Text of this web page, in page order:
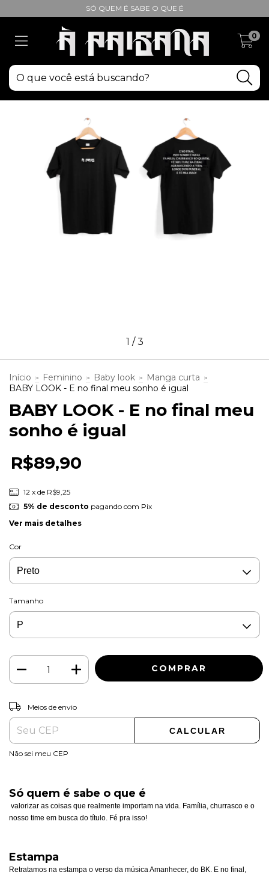
SÓ QUEM É SABE O QUE É
0
1 /3
Início > Feminino > Baby look > Manga curta >
BABY LOOK - E no final meu sonho é igual
BABY LOOK - E no final meu
sonho é igual
R$89,90
12 x de R$9,25
5% de desconto pagando com Pix
Ver mais detalhes
Cor
Tamanho
Entregas para o CEP:
Meios de envio
CALCULAR
Não sei meu CEP
Só quem é sabe o que é
valorizar as coisas que realmente importam na vida. Família, churrasco e o
nosso time em busca do título. Fé pra isso!
Estampa
Retratamos na estampa o verso da música Amanhecer, do BK. E no final,